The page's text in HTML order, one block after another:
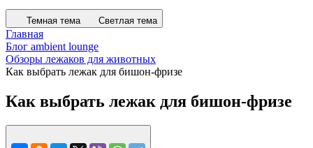
Темная тема Светлая тема
Главная
Блог ambient lounge
Обзоры лежаков для животных
Как выбрать лежак для бишон-фризе
Как выбрать лежак для бишон-фризе